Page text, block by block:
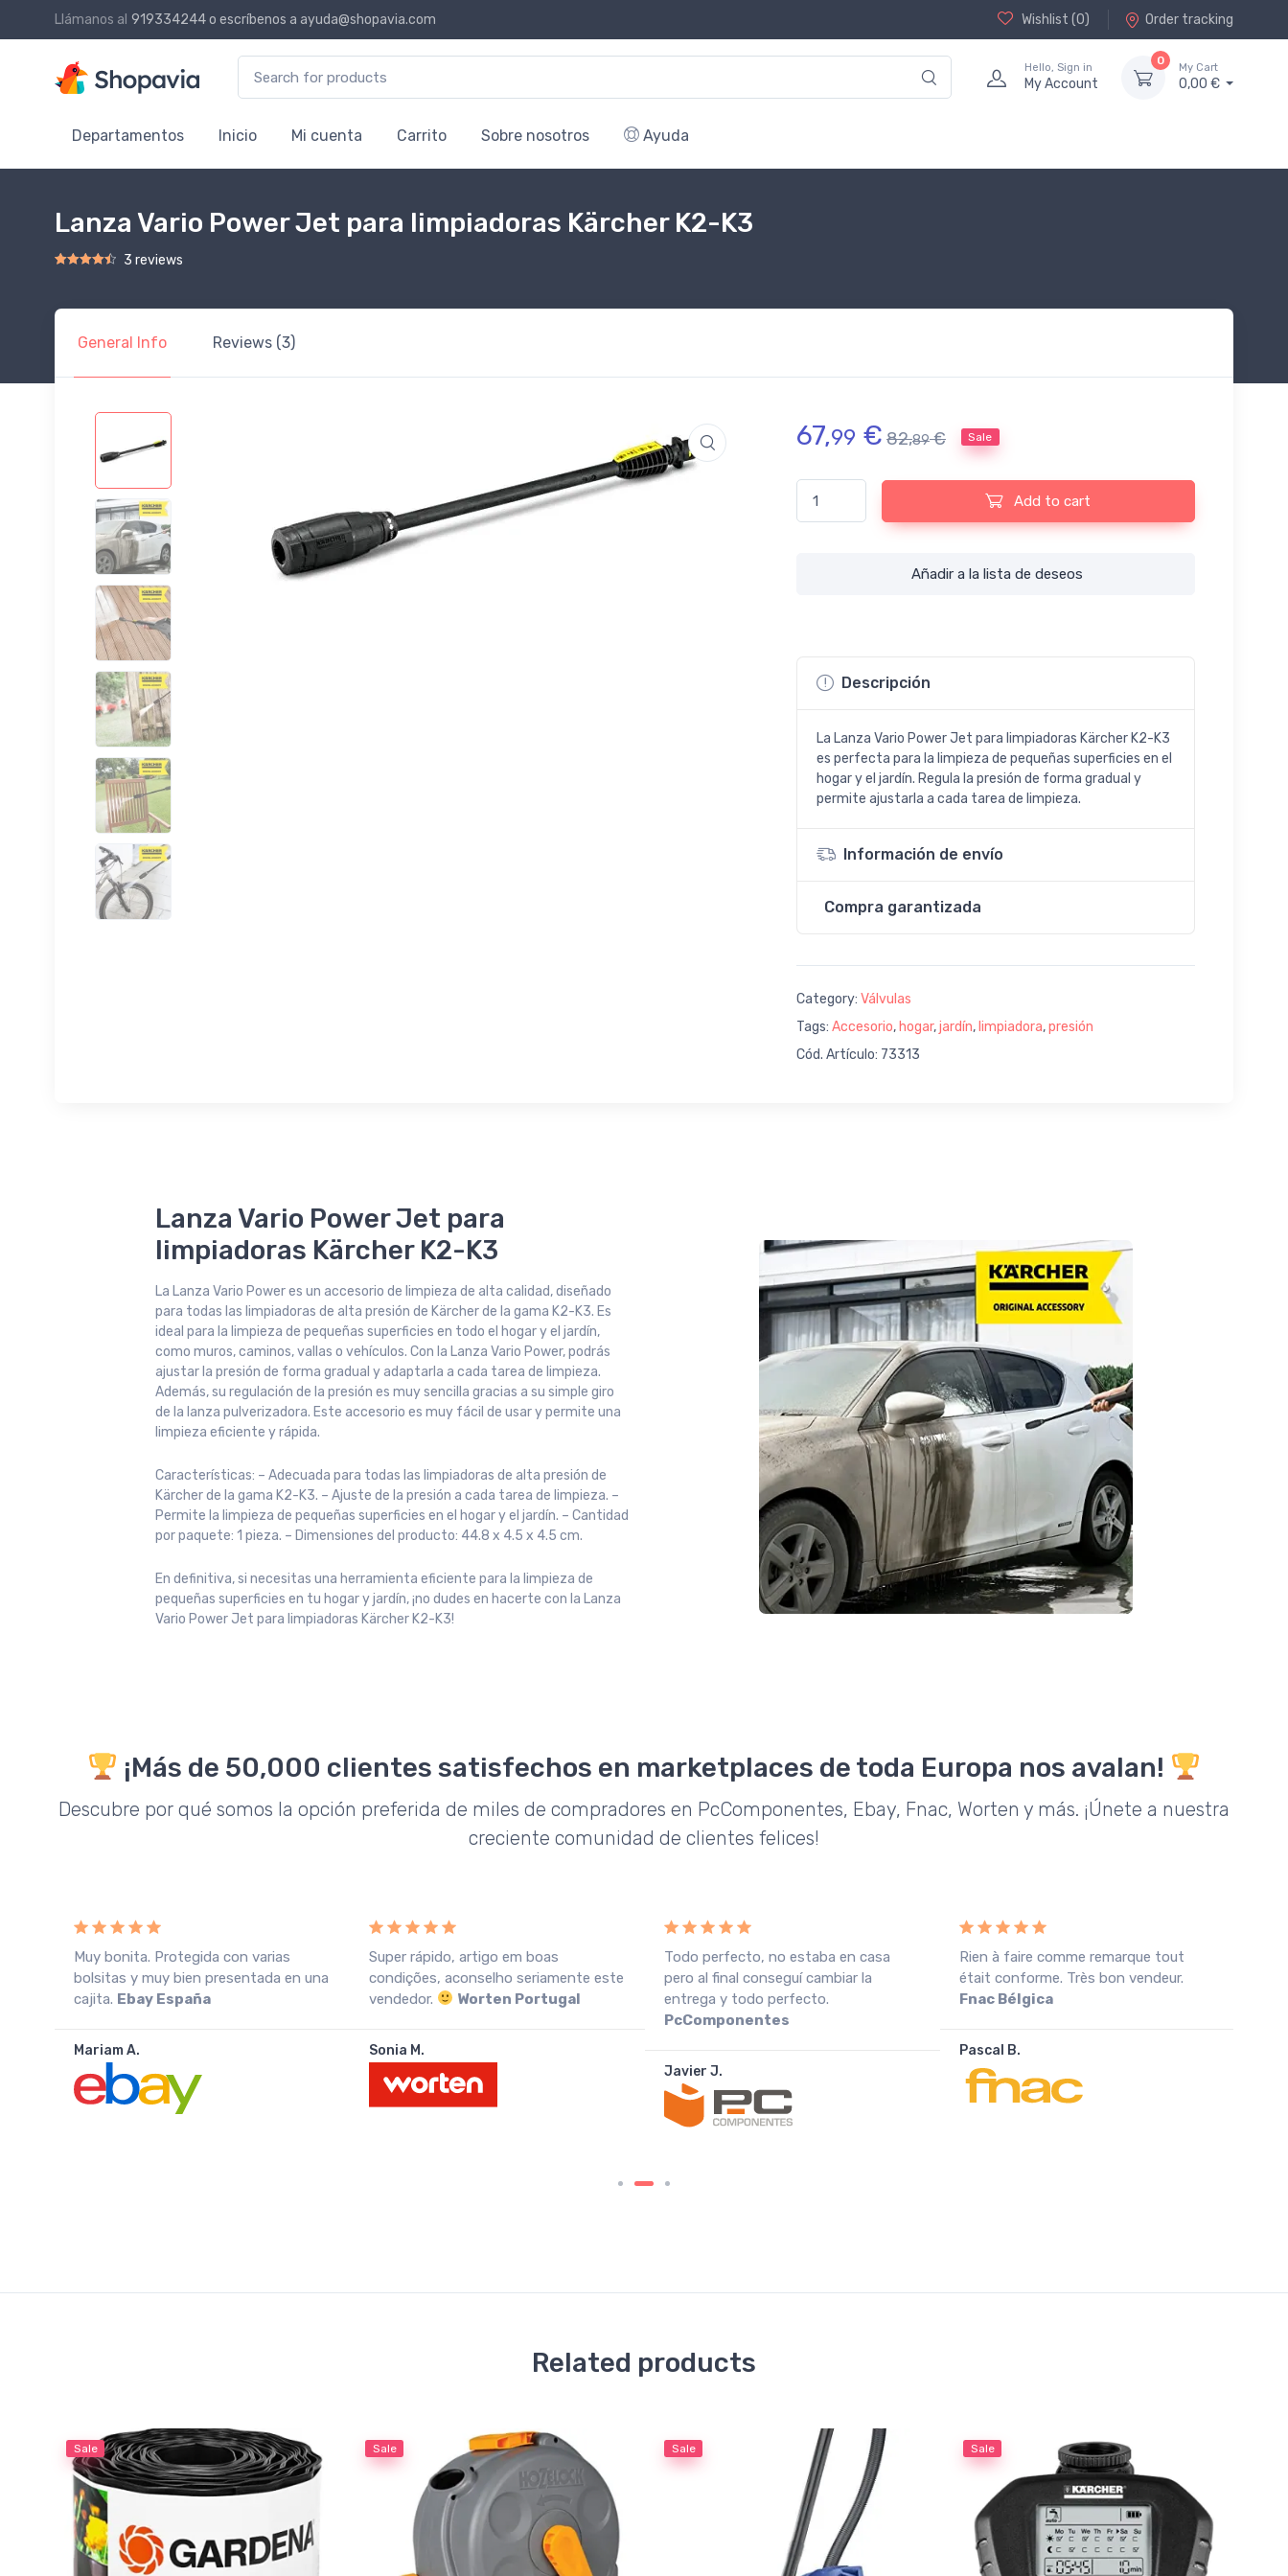
Llámanos al 919334244o escríbenos a ayuda@shopavia.com Wishlist (0) Order tracking
Hello, Sign in
My Account
0
My Cart
0,00 €
Departamentos Inicio Mi cuenta Carrito Sobre nosotros Ayuda
Lanza Vario Power Jet para limpiadoras Kärcher K2-K3
3 reviews
General Info Reviews (3)
67,99 € 82,89 € Sale
Lanza Vario Power Jet para limpiadoras Kärcher K2-K3 quantity
Add to cart
Añadir a la lista de deseos
Descripción
La Lanza Vario Power Jet para limpiadoras Kärcher K2-K3
es perfecta para la limpieza de pequeñas superficies en el
hogar y el jardín. Regula la presión de forma gradual y
permite ajustarla a cada tarea de limpieza.
Información de envío
Compra garantizada
Category: Válvulas
Tags: Accesorio, hogar,jardín, limpiadora,presión
Cód. Artículo: 73313
Lanza Vario Power Jet para
limpiadoras Kärcher K2-K3
La Lanza Vario Power es un accesorio de limpieza de alta calidad, diseñado
para todas las limpiadoras de alta presión de Kärcher de la gama K2-K3. Es
ideal para la limpieza de pequeñas superficies en todo el hogar y el jardín,
como muros, caminos, vallas o vehículos. Con la Lanza Vario Power, podrás
ajustar la presión de forma gradual y adaptarla a cada tarea de limpieza.
Además, su regulación de la presión es muy sencilla gracias a su simple giro
de la lanza pulverizadora. Este accesorio es muy fácil de usar y permite una
limpieza eficiente y rápida.
Características: – Adecuada para todas las limpiadoras de alta presión de
Kärcher de la gama K2-K3. – Ajuste de la presión a cada tarea de limpieza. –
Permite la limpieza de pequeñas superficies en el hogar y el jardín. – Cantidad
por paquete: 1 pieza. – Dimensiones del producto: 44.8 x 4.5 x 4.5 cm.
En definitiva, si necesitas una herramienta eficiente para la limpieza de
pequeñas superficies en tu hogar y jardín, ¡no dudes en hacerte con la Lanza
Vario Power Jet para limpiadoras Kärcher K2-K3!
¡Más de 50,000 clientes satisfechos en marketplaces de toda Europa nos avalan!
Descubre por qué somos la opción preferida de miles de compradores en PcComponentes, Ebay, Fnac, Worten y más. ¡Únete a nuestra
creciente comunidad de clientes felices!
Muy bonita. Protegida con varias
bolsitas y muy bien presentada en una
cajita. Ebay España
Mariam A.
Super rápido, artigo em boas
condições, aconselho seriamente este
vendedor.
Worten Portugal
Sonia M.
Todo perfecto, no estaba en casa
pero al final conseguí cambiar la
entrega y todo perfecto.
PcComponentes
Javier J.
Rien à faire comme remarque tout
était conforme. Très bon vendeur.
Fnac Bélgica
Pascal B.
Related products
Sale Sale Sale Sale